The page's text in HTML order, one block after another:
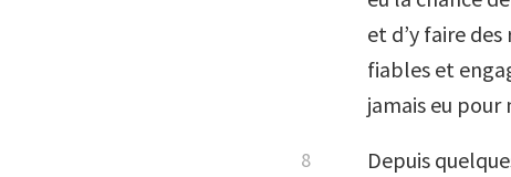
et d’y faire
fiables et
jamais eu
Depuis